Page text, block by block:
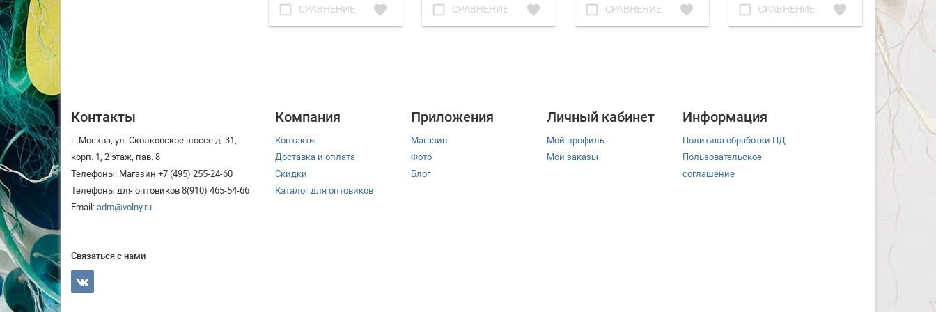
check_box_outline_blank СРАВНЕНИЕ favorite check_box_outline_blank СРАВНЕНИЕ favorite check_box_outline_blank СРАВНЕНИЕ favorite check_box_outline_blank СРАВНЕНИЕ favorite
Контакты
г. Москва, ул. Сколковское шоссе д. 31,
корп. 1, 2 этаж, пав. 8
Телефоны: Магазин +7 (495) 255-24-60
Телефоны для оптовиков 8(910) 465-54-66
Email:adm@volny.ru
Связаться с нами
Компания
Контакты
Доставка и оплата
Скидки
Каталог для оптовиков
Приложения
Магазин
Фото
Блог
Личный кабинет
Мой профиль
Мои заказы
Информация
Политика обработки ПД
Пользовательское
соглашение